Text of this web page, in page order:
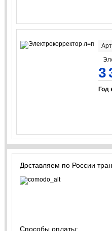
3
Год
Доставляем по России
Способы оплаты: